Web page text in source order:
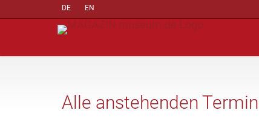
DE EN
Alle anstehenden